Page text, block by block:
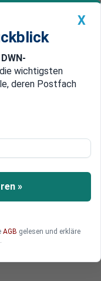
Premium
China
in der
werden
X
DWN-
wichtigsten
deren Postfach
»
AGB gelesen und erkläre